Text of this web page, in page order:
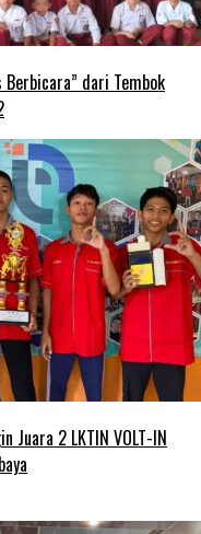
dari Tembok
Juara 2 LKTIN VOLT-IN